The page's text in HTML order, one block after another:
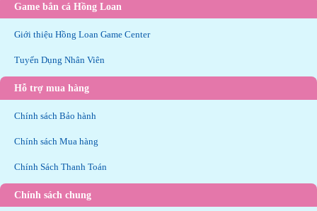
Game bắn cá Hồng Loan
Giới thiệu Hồng Loan Game Center
Tuyển Dụng Nhân Viên
Hỗ trợ mua hàng
Chính sách Bảo hành
Chính sách Mua hàng
Chính Sách Thanh Toán
Chính sách chung